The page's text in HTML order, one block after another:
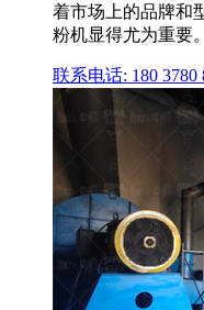
着市场上的品牌和
粉机显得尤为重要。
联系电话: 180 3780